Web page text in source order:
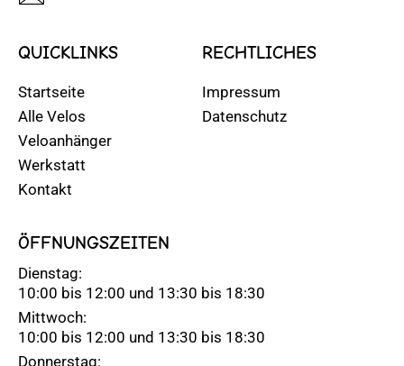
QUICKLINKS
Startseite
Alle Velos
Veloanhänger
Werkstatt
Kontakt
RECHTLICHES
Impressum
Datenschutz
ÖFFNUNGSZEITEN
Dienstag:
10:00 bis 12:00 und 13:30 bis 18:30
Mittwoch:
10:00 bis 12:00 und 13:30 bis 18:30
Donnerstag: